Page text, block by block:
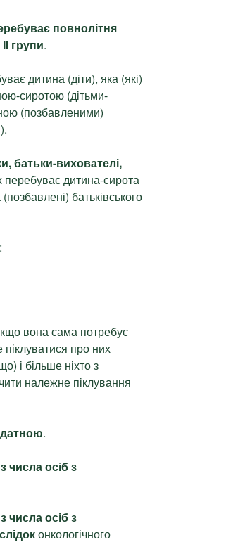
повнолітня
групи.
дитина (діти), яка (які)
сиротою (дітьми-
(позбавленими)
батьки-вихователі,
перебуває дитина-сирота
батьківського
вона сама потребує
про них
і більше ніхто з
належне піклування
.
числа осіб з
числа осіб з
онкологічного